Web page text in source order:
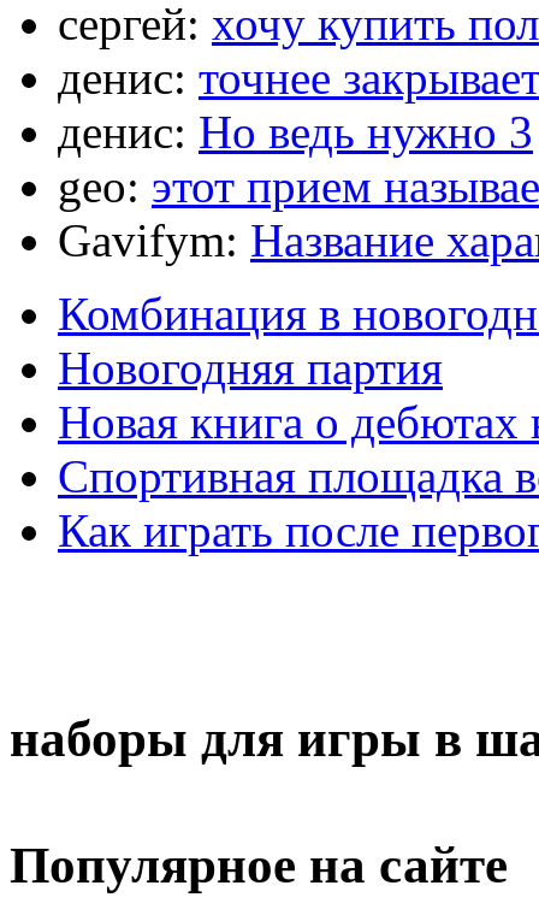
сергей: хочу купить
денис: точнее
денис: Но ведь нужно 3
geo: этот прием
Gavifym: Название
Комбинация в
Новогодняя партия
Новая книга о
Спортивная площадка
Как играть после
наборы для игры в
Популярное на сайте